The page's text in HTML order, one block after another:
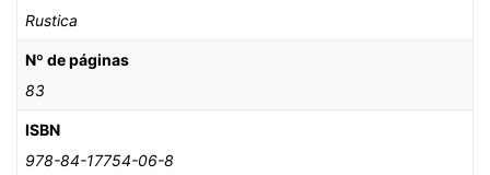
Rustica
Nº de páginas
83
ISBN
978-84-17754-06-8